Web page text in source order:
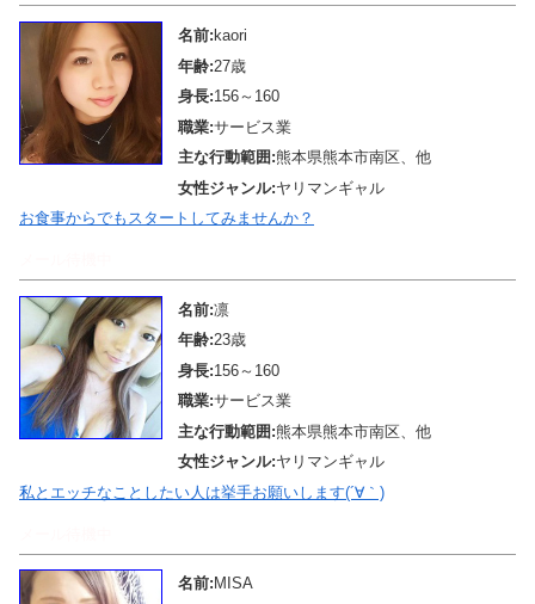
名前: kaori
年齢:27歳
身長:156～160
職業:サービス業
主な行動範囲:熊本県熊本市南区、他
女性ジャンル:ヤリマンギャル
お食事からでもスタートしてみませんか？
名前:凛
年齢:23歳
身長:156～160
職業:サービス業
主な行動範囲:熊本県熊本市南区、他
女性ジャンル:ヤリマンギャル
私とエッチなことしたい人は挙手お願いします(´∀｀)
名前: MISA